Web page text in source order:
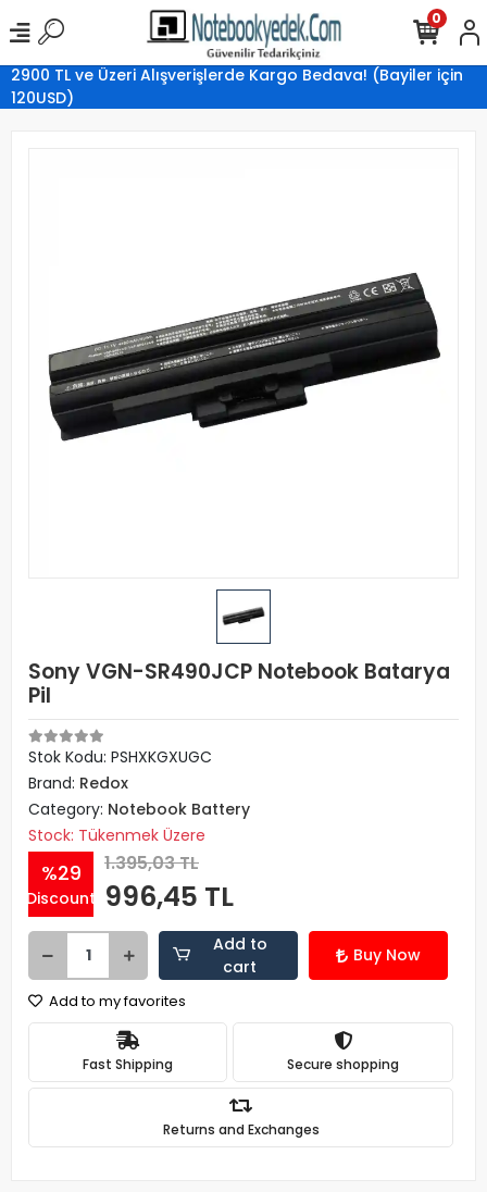
2900 TL ve Üzeri Alışverişlerde Kargo Bedava! (Bayiler için
120USD)
0
Sony VGN-SR490JCP Notebook Batarya
Pil
Stok Kodu: PSHXKGXUGC
Brand: Redox
Category: Notebook Battery
Stock: Tükenmek Üzere
%29
Discount
1.395,03 TL
996,45 TL
Add to
cart
Buy Now
Add to my favorites
Fast Shipping Secure shopping
Returns and Exchanges